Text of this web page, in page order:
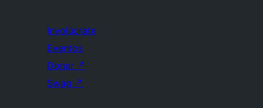
Involúcrate
Eventos
Donar ↗
Swag ↗